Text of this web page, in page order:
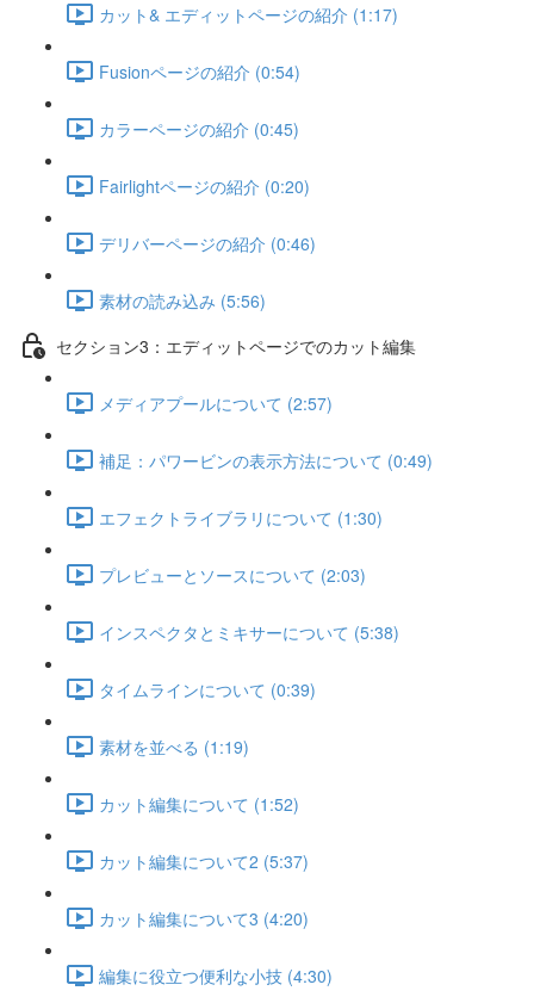
カット& エディットページの紹介 (1:17)
Fusionページの紹介 (0:54)
カラーページの紹介 (0:45)
Fairlightページの紹介 (0:20)
デリバーページの紹介 (0:46)
素材の読み込み (5:56)
セクション3：エディットページでのカット編集
メディアプールについて (2:57)
補足：パワービンの表示方法について (0:49)
エフェクトライブラリについて (1:30)
プレビューとソースについて (2:03)
インスペクタとミキサーについて (5:38)
タイムラインについて (0:39)
素材を並べる (1:19)
カット編集について (1:52)
カット編集について2 (5:37)
カット編集について3 (4:20)
編集に役立つ便利な小技 (4:30)